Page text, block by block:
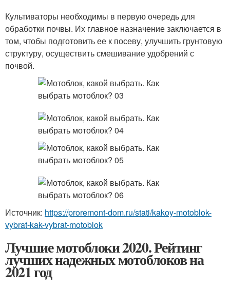
Культиваторы необходимы в первую очередь для
обработки почвы. Их главное назначение заключается в
том, чтобы подготовить ее к посеву, улучшить грунтовую
структуру, осуществить смешивание удобрений с
почвой.
Источник: https://proremont-dom.ru/stati/kakoy-motoblok-
vybrat-kak-vybrat-motoblok
Лучшие мотоблоки 2020. Рейтинг
лучших надежных мотоблоков на
2021 год